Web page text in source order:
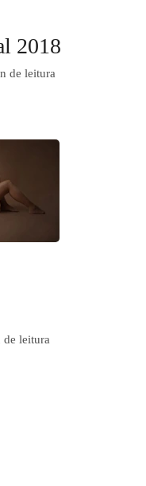
2018
de leitura
de leitura